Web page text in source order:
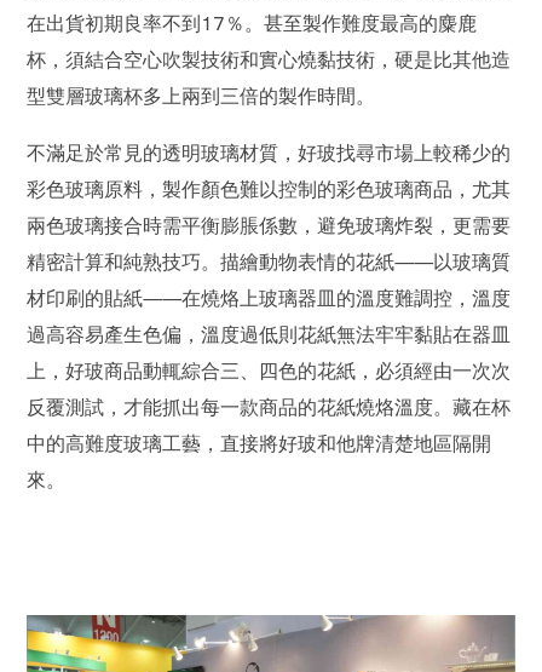
在出貨初期良率不到17％。甚至製作難度最高的麋鹿
杯，須結合空心吹製技術和實心燒黏技術，硬是比其他造
型雙層玻璃杯多上兩到三倍的製作時間。
不滿足於常見的透明玻璃材質，好玻找尋市場上較稀少的
彩色玻璃原料，製作顏色難以控制的彩色玻璃商品，尤其
兩色玻璃接合時需平衡膨脹係數，避免玻璃炸裂，更需要
精密計算和純熟技巧。描繪動物表情的花紙——以玻璃質
材印刷的貼紙——在燒烙上玻璃器皿的溫度難調控，溫度
過高容易產生色偏，溫度過低則花紙無法牢牢黏貼在器皿
上，好玻商品動輒綜合三、四色的花紙，必須經由一次次
反覆測試，才能抓出每一款商品的花紙燒烙溫度。藏在杯
中的高難度玻璃工藝，直接將好玻和他牌清楚地區隔開
來。